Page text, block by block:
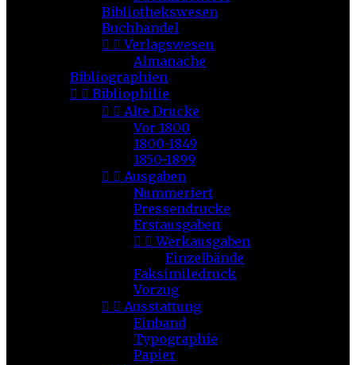
Bibliothekswesen
Buchhandel
  Verlagswesen
Almanache
Bibliographien
  Bibliophilie
  Alte Drucke
Vor 1800
1800-1849
1850-1899
  Ausgaben
Nummeriert
Pressendrucke
Erstausgaben
  Werkausgaben
Einzelbände
Faksimiledruck
Vorzug
  Ausstattung
Einband
Typographie
Papier